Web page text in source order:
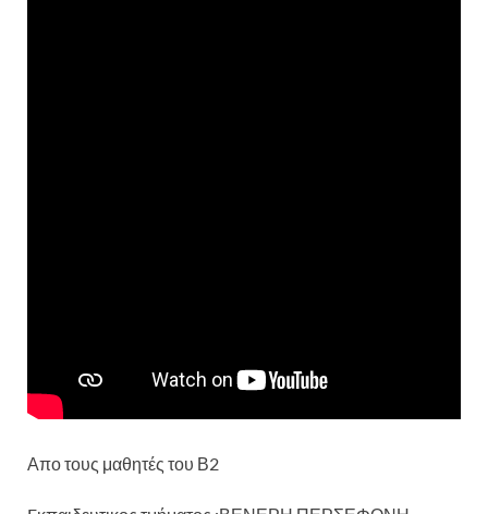
Απο τους μαθητές του Β2